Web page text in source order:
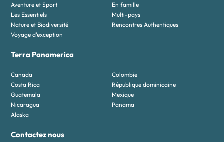
Aventure et Sport
En famille
Les Essentiels
Multi-pays
Nature et Biodiversité
Rencontres Authentiques
Voyage d'exception
Terra Panamerica
Canada
Colombie
Costa Rica
République dominicaine
Guatemala
Mexique
Nicaragua
Panama
Alaska
Contactez nous